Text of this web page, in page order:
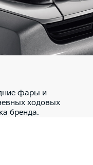
фары и
ходовых
бренда.